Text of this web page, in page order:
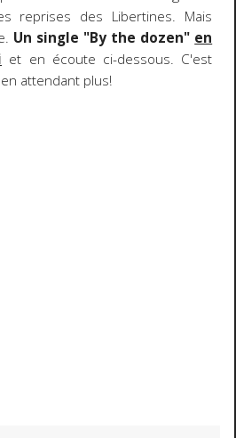
reprises des Libertines. Mais
Un single "By the dozen" en
et en écoute ci-dessous. C'est
attendant plus!